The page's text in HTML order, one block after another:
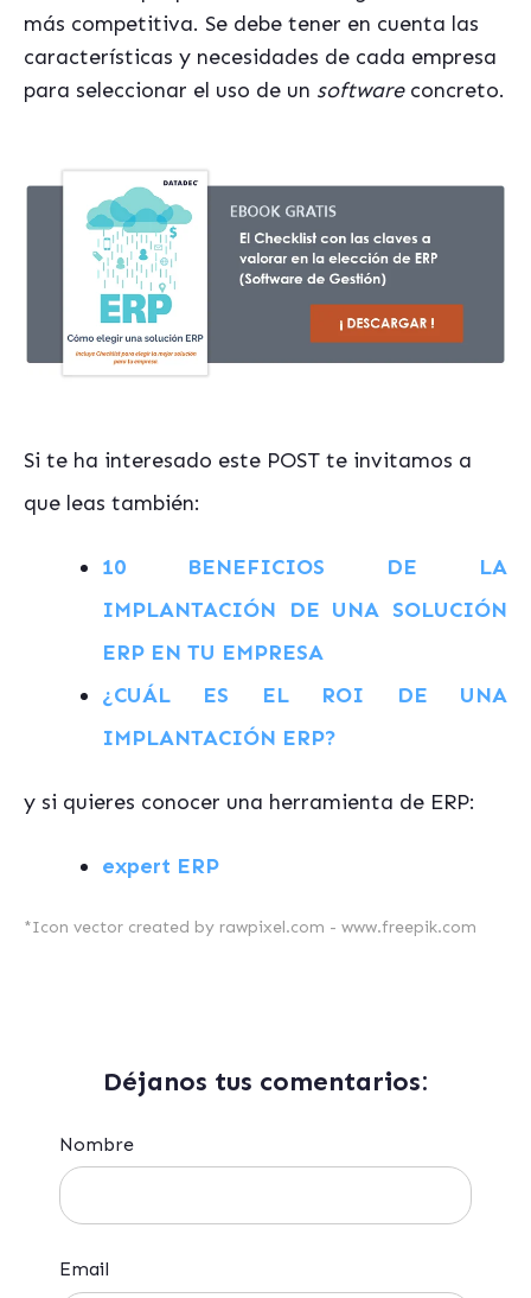
más competitiva. Se debe tener en cuenta las
características y necesidades de cada empresa
para seleccionar el uso de un software concreto.
Si te ha interesado este POST te invitamos a
que leas también:
10 BENEFICIOS DE LA
IMPLANTACIÓN DE UNA SOLUCIÓN
ERP EN TU EMPRESA
¿CUÁL ES EL ROI DE UNA
IMPLANTACIÓN ERP?
y si quieres conocer una herramienta de ERP:
expert ERP
*Icon vector created by rawpixel.com - www.freepik.com
Déjanos tus comentarios:
Nombre
Email